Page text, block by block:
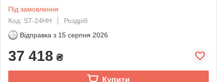
Під замовлення
Код: ST-24HH
Роздріб
Відправка з 15 серпня 2026
37 418 ₴
Купити